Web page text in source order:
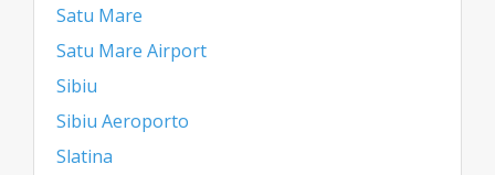
Satu Mare
Satu Mare Airport
Sibiu
Sibiu Aeroporto
Slatina